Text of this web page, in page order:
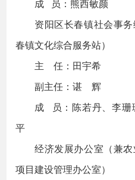
成 员：熊西敏颜
资阳区长春镇社会事
春镇文化综合服务站）
主 任：田宇希
副主任：谌 辉
成 员：陈若丹、李珊
平
经济发展办公室（兼
项目建设管理办公室）